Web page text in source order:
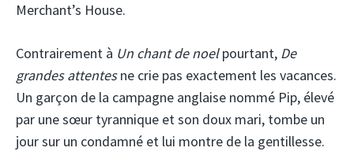
Merchant’s House.
Contrairement à Un chant de noelpourtant, De
grandes attentesne crie pas exactement les vacances.
Un garçon de la campagne anglaise nommé Pip, élevé
par une sœur tyrannique et son doux mari, tombe un
jour sur un condamné et lui montre de la gentillesse.